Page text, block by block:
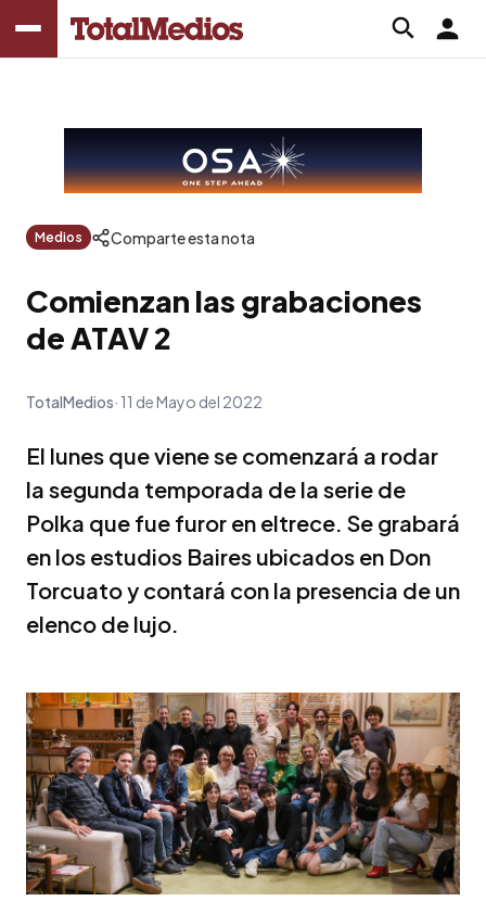
Medios Comparte esta nota
Comienzan las grabaciones
de ATAV 2
TotalMedios 11 de Mayo del 2022
El lunes que viene se comenzará a rodar
la segunda temporada de la serie de
Polka que fue furor en eltrece. Se grabará
en los estudios Baires ubicados en Don
Torcuato y contará con la presencia de un
elenco de lujo.